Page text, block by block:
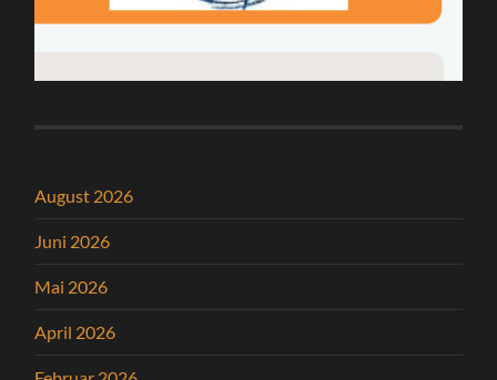
August 2026
Juni 2026
Mai 2026
April 2026